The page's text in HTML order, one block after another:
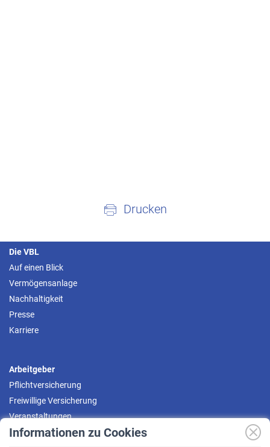
Informationen zu Cookies
Drucken
Die VBL
Auf einen Blick
Vermögensanlage
Nachhaltigkeit
Presse
Karriere
Arbeitgeber
Pflichtversicherung
Freiwillige Versicherung
Veranstaltungen